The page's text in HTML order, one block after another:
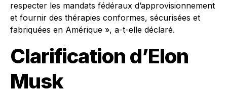
respecter les mandats fédéraux d’approvisionnement
et fournir des thérapies conformes, sécurisées et
fabriquées en Amérique », a-t-elle déclaré.
Clarification d’Elon
Musk